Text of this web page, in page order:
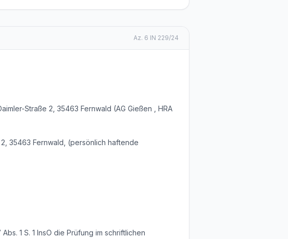
Az. 6 IN 229/24
Straße 2, 35463 Fernwald (AG Gießen , HRA
35463 Fernwald, (persönlich haftende
1 S. 1 InsO die Prüfung im schriftlichen